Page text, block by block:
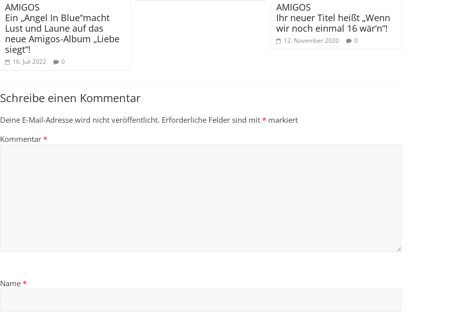
AMIGOS
Ein „Angel In Blue“macht
Lust und Laune auf das
neue Amigos-Album „Liebe
siegt“!
16. Juli 2022 0
AMIGOS
Ihr neuer Titel heißt „Wenn
wir noch einmal 16 wär’n“!
12. November 2020 0
Schreibe einen Kommentar
Deine E-Mail-Adresse wird nicht veröffentlicht. Erforderliche Felder sind mit * markiert
Kommentar *
Name *